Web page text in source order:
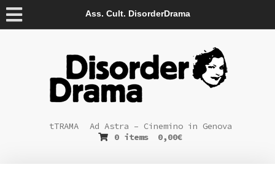
Ass. Cult. DisorderDrama
tTRAMA
Ad Astra – Cinemino in Genova
0 items
0,00€